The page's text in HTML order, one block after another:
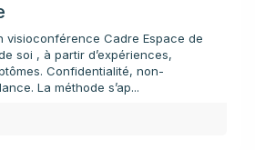
visioconférence Cadre Espace de
soi , à partir d’expériences,
Confidentialité, non-
La méthode s’ap...